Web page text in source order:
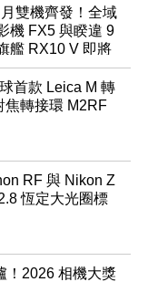
雙機齊發！全域
機 FX5 與睽違 9
艦 RX10 V 即將
首款 Leica M 轉
焦轉接環 M2RF
RF 與 Nikon Z
恆定大光圈標
！2026 相機大獎